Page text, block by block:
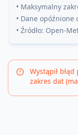
• Maksymalny
• Dane opóźnione
• Źródło: Open-
Wystąpił
zakres dat